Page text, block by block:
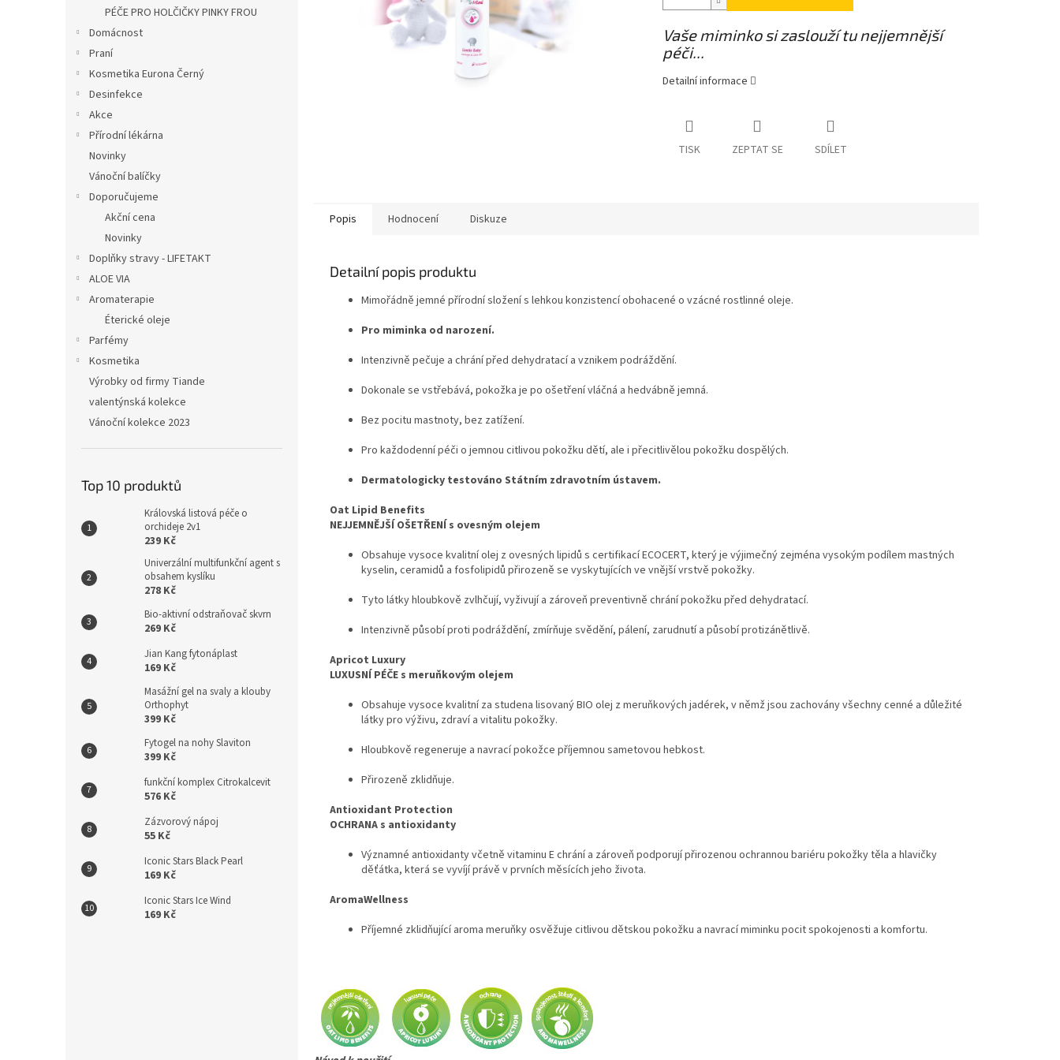
PÉČE PRO HOLČIČKY PINKY FROU
Domácnost
Praní
Kosmetika Eurona Černý
Desinfekce
Akce
Přírodní lékárna
Novinky
Vánoční balíčky
Doporučujeme
Akční cena
Novinky
Doplňky stravy - LIFETAKT
ALOE VIA
Aromaterapie
Éterické oleje
Parfémy
Kosmetika
Výrobky od firmy Tiande
valentýnská kolekce
Vánoční kolekce 2023
Top 10 produktů
Královská listová péče o
orchideje 2v1
239 Kč
Univerzální multifunkční agent s
obsahem kyslíku
278 Kč
Bio-aktivní odstraňovač skvrn
269 Kč
Jian Kang fytonáplast
169 Kč
Masážní gel na svaly a klouby
Orthophyt
399 Kč
Fytogel na nohy Slaviton
399 Kč
funkční komplex Citrokalcevit
576 Kč
Zázvorový nápoj
55 Kč
Iconic Stars Black Pearl
169 Kč
Iconic Stars Ice Wind
169 Kč
Vaše miminko si zaslouží tu nejjemnější
péči...
Detailní informace
TISK ZEPTAT SE SDÍLET
Popis Hodnocení Diskuze
Detailní popis produktu
Mimořádně jemné přírodní složení s lehkou konzistencí obohacené o vzácné rostlinné oleje.
Pro miminka od narození.
Intenzivně pečuje a chrání před dehydratací a vznikem podráždění.
Dokonale se vstřebává, pokožka je po ošetření vláčná a hedvábně jemná.
Bez pocitu mastnoty, bez zatížení.
Pro každodenní péči o jemnou citlivou pokožku dětí, ale i přecitlivělou pokožku dospělých.
Dermatologicky testováno Státním zdravotním ústavem.
Oat Lipid Benefits
NEJJEMNĚJŠÍ OŠETŘENÍ s ovesným olejem
Obsahuje vysoce kvalitní olej z ovesných lipidů s certifikací ECOCERT, který je výjimečný zejména vysokým podílem mastných
kyselin, ceramidů a fosfolipidů přirozeně se vyskytujících ve vnější vrstvě pokožky.
Tyto látky hloubkově zvlhčují, vyživují a zároveň preventivně chrání pokožku před dehydratací.
Intenzivně působí proti podráždění, zmírňuje svědění, pálení, zarudnutí a působí protizánětlivě.
Apricot Luxury
LUXUSNÍ PÉČE s meruňkovým olejem
Obsahuje vysoce kvalitní za studena lisovaný BIO olej z meruňkových jadérek, v němž jsou zachovány všechny cenné a důležité
látky pro výživu, zdraví a vitalitu pokožky.
Hloubkově regeneruje a navrací pokožce příjemnou sametovou hebkost.
Přirozeně zklidňuje.
Antioxidant Protection
OCHRANA s antioxidanty
Významné antioxidanty včetně vitaminu E chrání a zároveň podporují přirozenou ochrannou bariéru pokožky těla a hlavičky
děťátka, která se vyvíjí právě v prvních měsících jeho života.
AromaWellness
Příjemné zklidňující aroma meruňky osvěžuje citlivou dětskou pokožku a navrací miminku pocit spokojenosti a komfortu.